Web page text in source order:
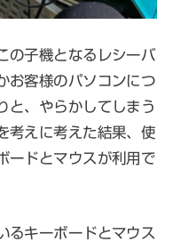
の子機となるレシーバ
お客様のパソコンにつ
と、やらかしてしまう
考えに考えた結果、使
ードとマウスが利用で
るキーボードとマウス